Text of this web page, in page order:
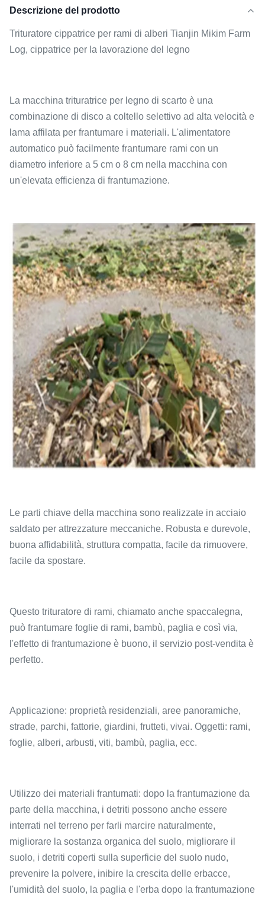
Descrizione del prodotto
Trituratore cippatrice per rami di alberi Tianjin Mikim Farm
Log, cippatrice per la lavorazione del legno
La macchina trituratrice per legno di scarto è una
combinazione di disco a coltello selettivo ad alta velocità e
lama affilata per frantumare i materiali. L'alimentatore
automatico può facilmente frantumare rami con un
diametro inferiore a 5 cm o 8 cm nella macchina con
un'elevata efficienza di frantumazione.
Le parti chiave della macchina sono realizzate in acciaio
saldato per attrezzature meccaniche. Robusta e durevole,
buona affidabilità, struttura compatta, facile da rimuovere,
facile da spostare.
Questo trituratore di rami, chiamato anche spaccalegna,
può frantumare foglie di rami, bambù, paglia e così via,
l'effetto di frantumazione è buono, il servizio post-vendita è
perfetto.
Applicazione: proprietà residenziali, aree panoramiche,
strade, parchi, fattorie, giardini, frutteti, vivai. Oggetti: rami,
foglie, alberi, arbusti, viti, bambù, paglia, ecc.
Utilizzo dei materiali frantumati: dopo la frantumazione da
parte della macchina, i detriti possono anche essere
interrati nel terreno per farli marcire naturalmente,
migliorare la sostanza organica del suolo, migliorare il
suolo, i detriti coperti sulla superficie del suolo nudo,
prevenire la polvere, inibire la crescita delle erbacce,
l'umidità del suolo, la paglia e l'erba dopo la frantumazione